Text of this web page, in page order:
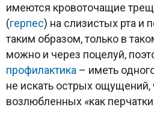
имеются кровоточащие
(герпес) на слизистых рта и
таким образом, только в
можно и через поцелуй,
профилактика – иметь
не искать острых ощущений,
возлюбленных «как